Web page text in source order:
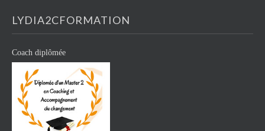
LYDIA2CFORMATION
Coach diplômée